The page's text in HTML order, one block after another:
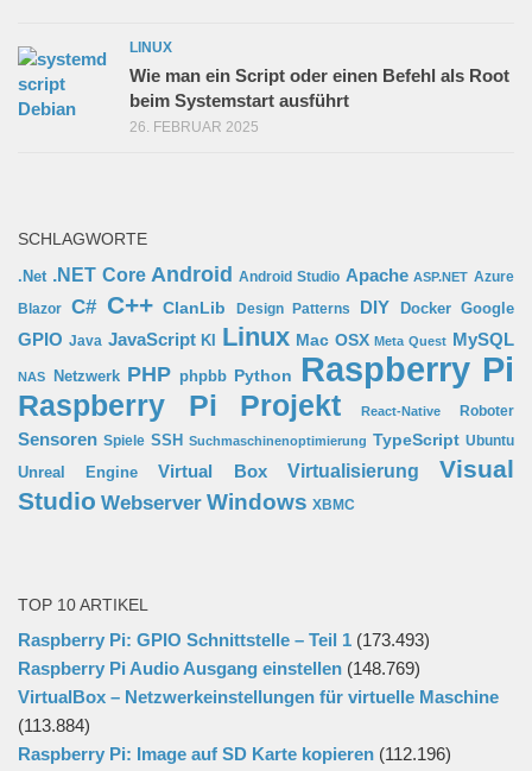
LINUX
Wie man ein Script oder einen Befehl als Root
beim Systemstart ausführt
26. FEBRUAR 2025
SCHLAGWORTE
.Net .NET Core Android Android Studio Apache ASP.NET Azure
Blazor C# C++ ClanLib Design Patterns DIY Docker Google
GPIO Java JavaScript KI Linux Mac OSX Meta Quest MySQL
NAS Netzwerk PHP phpbb Python Raspberry Pi
Raspberry Pi Projekt React-Native Roboter
Sensoren Spiele SSH Suchmaschinenoptimierung TypeScript Ubuntu
Unreal Engine
Virtual Box Virtualisierung
Visual
Studio Webserver Windows XBMC
TOP 10 ARTIKEL
Raspberry Pi: GPIO Schnittstelle – Teil 1 (173.493)
Raspberry Pi Audio Ausgang einstellen (148.769)
VirtualBox – Netzwerkeinstellungen für virtuelle Maschine
(113.884)
Raspberry Pi: Image auf SD Karte kopieren (112.196)